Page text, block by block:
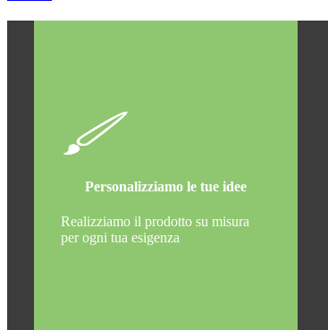
Personalizziamo le tue idee
Realizziamo il prodotto su misura
per ogni tua esigenza